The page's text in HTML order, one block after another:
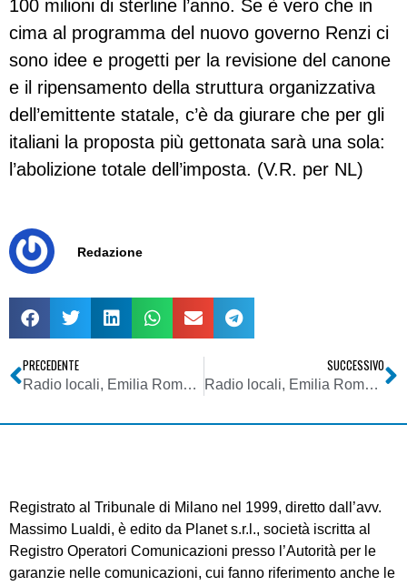
100 milioni di sterline l’anno. Se è vero che in
cima al programma del nuovo governo Renzi ci
sono idee e progetti per la revisione del canone
e il ripensamento della struttura organizzativa
dell’emittente statale, c’è da giurare che per gli
italiani la proposta più gettonata sarà una sola:
l’abolizione totale dell’imposta. (V.R. per NL)
Redazione
PRECEDENTE
Radio locali, Emilia Romagna: Radio Bruno compie 40 anni ma non li dimostra. Infatti ne ha 38…
SUCCESSIVO
Radio locali, Emilia Romagna. Radio Bruno: siamo nati nel 1976
Registrato al Tribunale di Milano nel 1999, diretto dall’avv.
Massimo Lualdi, è edito da Planet s.r.l., società iscritta al
Registro Operatori Comunicazioni presso l’Autorità per le
garanzie nelle comunicazioni, cui fanno riferimento anche le